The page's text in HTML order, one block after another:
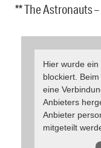
** The Astronauts
Hier wurde
blockiert.
eine
Anbieters
Anbieter
mitgeteilt